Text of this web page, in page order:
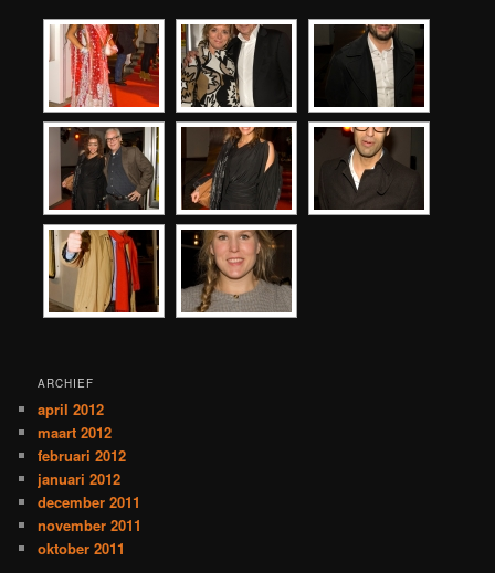
ARCHIEF
april 2012
maart 2012
februari 2012
januari 2012
december 2011
november 2011
oktober 2011